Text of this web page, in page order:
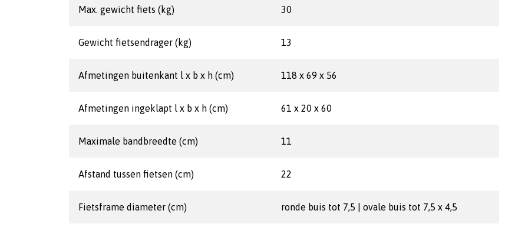
Max. gewicht fiets (kg) 30
Gewicht fietsendrager (kg) 13
Afmetingen buitenkant l x b x h (cm) 118 x 69 x 56
Afmetingen ingeklapt l x b x h (cm) 61 x 20 x 60
Maximale bandbreedte (cm) 11
Afstand tussen fietsen (cm) 22
Fietsframe diameter (cm) ronde buis tot 7,5 | ovale buis tot 7,5 x 4,5